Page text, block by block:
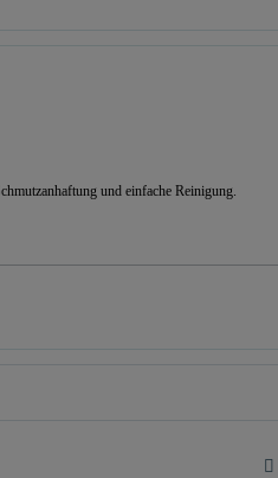
und einfache Reinigung.